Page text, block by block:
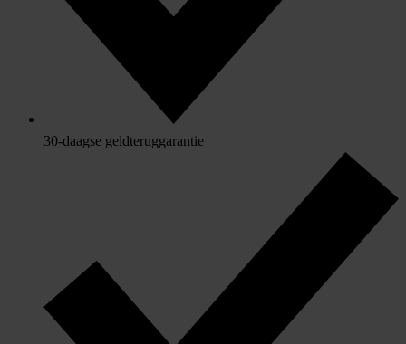
30-daagse geldteruggarantie